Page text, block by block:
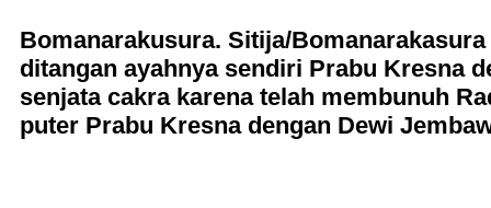
Bomanarakusura. Sitija/
ditangan ayahnya sendiri Prabu Kresna
senjata cakra karena telah membunuh
puter Prabu Kresna dengan Dewi